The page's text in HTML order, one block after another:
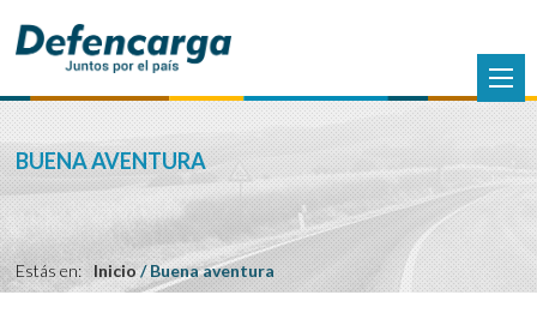
BUENA AVENTURA
Estás en: Inicio/Buena aventura